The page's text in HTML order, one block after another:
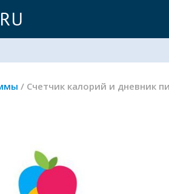
/ Счетчик калорий и дневник